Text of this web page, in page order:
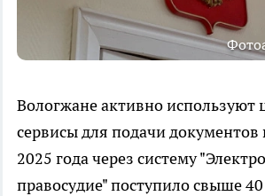
Вологжане активно используют
сервисы для подачи документов
2025 года через систему
правосудие" поступило свыше